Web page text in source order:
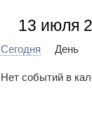
13 июля
Сегодня День
Нет событий в